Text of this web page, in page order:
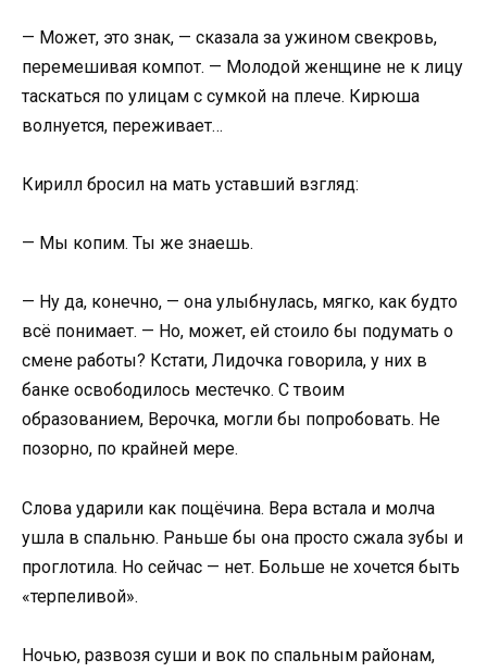
— Может, это знак, — сказала за ужином свекровь,
перемешивая компот. — Молодой женщине не к лицу
таскаться по улицам с сумкой на плече. Кирюша
волнуется, переживает…
Кирилл бросил на мать уставший взгляд:
— Мы копим. Ты же знаешь.
— Ну да, конечно, — она улыбнулась, мягко, как будто
всё понимает. — Но, может, ей стоило бы подумать о
смене работы? Кстати, Лидочка говорила, у них в
банке освободилось местечко. С твоим
образованием, Верочка, могли бы попробовать. Не
позорно, по крайней мере.
Слова ударили как пощёчина. Вера встала и молча
ушла в спальню. Раньше бы она просто сжала зубы и
проглотила. Но сейчас — нет. Больше не хочется быть
«терпеливой».
Ночью, развозя суши и вок по спальным районам,